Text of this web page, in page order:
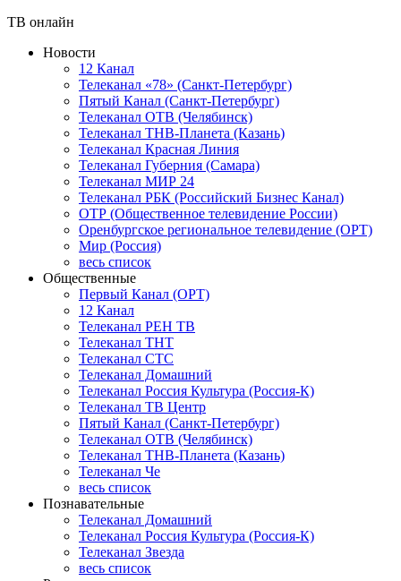
ТВ онлайн
Новости
12 Канал
Телеканал «78» (Санкт-Петербург)
Пятый Канал (Санкт-Петербург)
Телеканал ОТВ (Челябинск)
Телеканал ТНВ-Планета (Казань)
Телеканал Красная Линия
Телеканал Губерния (Самара)
Телеканал МИР 24
Телеканал РБК (Российский Бизнес Канал)
ОТР (Общественное телевидение России)
Оренбургское региональное телевидение (ОРТ)
Мир (Россия)
весь список
Общественные
Первый Канал (ОРТ)
12 Канал
Телеканал РЕН ТВ
Телеканал ТНТ
Телеканал СТС
Телеканал Домашний
Телеканал Россия Культура (Россия-К)
Телеканал ТВ Центр
Пятый Канал (Санкт-Петербург)
Телеканал ОТВ (Челябинск)
Телеканал ТНВ-Планета (Казань)
Телеканал Че
весь список
Познавательные
Телеканал Домашний
Телеканал Россия Культура (Россия-К)
Телеканал Звезда
весь список